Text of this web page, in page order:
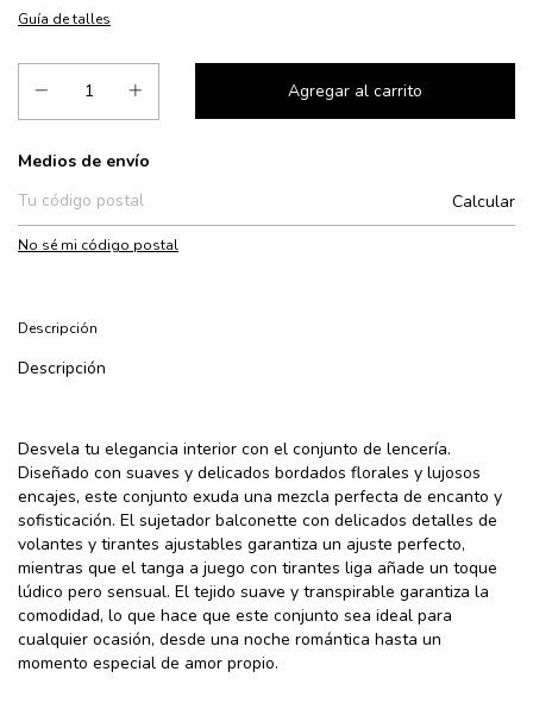
Guía de talles
Entregas para el CP:
Medios de envío
Calcular
No sé mi código postal
Descripción
Descripción
Desvela tu elegancia interior con el conjunto de lencería.
Diseñado con suaves y delicados bordados florales y lujosos
encajes, este conjunto exuda una mezcla perfecta de encanto y
sofisticación. El sujetador balconette con delicados detalles de
volantes y tirantes ajustables garantiza un ajuste perfecto,
mientras que el tanga a juego con tirantes liga añade un toque
lúdico pero sensual. El tejido suave y transpirable garantiza la
comodidad, lo que hace que este conjunto sea ideal para
cualquier ocasión, desde una noche romántica hasta un
momento especial de amor propio.